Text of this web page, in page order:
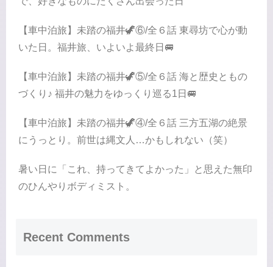
【車中泊旅】未踏の福井🦖⑥/全６話 東尋坊で心が動
いた日。福井旅、いよいよ最終日🚐
【車中泊旅】未踏の福井🦖⑤/全６話 海と歴史ともの
づくり♪ 福井の魅力をゆっくり巡る1日🚐
【車中泊旅】未踏の福井🦖④/全６話 三方五湖の絶景
にうっとり。前世は縄文人…かもしれない（笑）
暑い日に「これ、持ってきてよかった」と思えた無印
のひんやりボディミスト。
Recent Comments